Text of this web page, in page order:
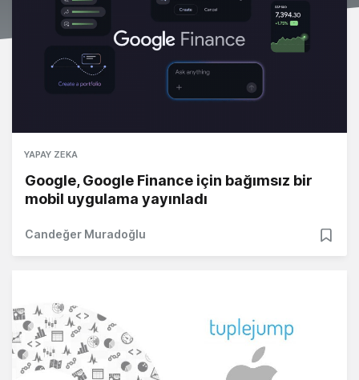
YAPAY ZEKA
Google, Google Finance için bağımsız bir
mobil uygulama yayınladı
Candeğer Muradoğlu